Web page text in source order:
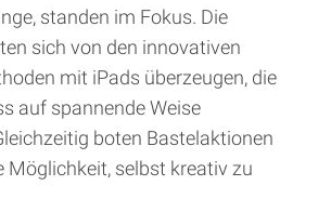
standen im Fokus. Die
sich von den innovativen
mit iPads überzeugen, die
auf spannende Weise
boten Bastelaktionen
Möglichkeit, selbst kreativ zu